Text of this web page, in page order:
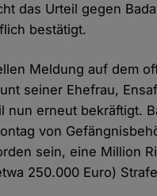
das Urteil gegen
bestätigt.
Meldung auf dem
seiner Ehefrau,
nun erneut bekräftigt.
von
sein, eine Million
250.000 Euro)